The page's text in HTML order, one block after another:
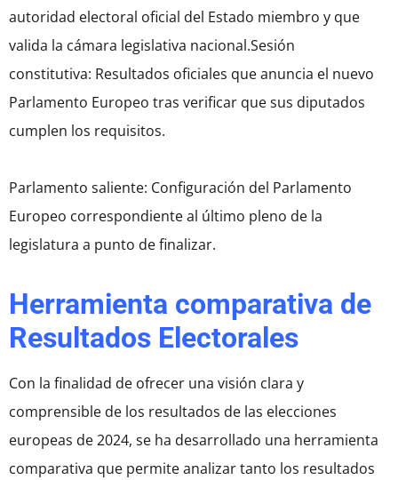
autoridad electoral oficial del Estado miembro y que
valida la cámara legislativa nacional.Sesión
constitutiva: Resultados oficiales que anuncia el nuevo
Parlamento Europeo tras verificar que sus diputados
cumplen los requisitos.
Parlamento saliente: Configuración del Parlamento
Europeo correspondiente al último pleno de la
legislatura a punto de finalizar.
Herramienta comparativa de
Resultados Electorales
Con la finalidad de ofrecer una visión clara y
comprensible de los resultados de las elecciones
europeas de 2024, se ha desarrollado una herramienta
comparativa que permite analizar tanto los resultados